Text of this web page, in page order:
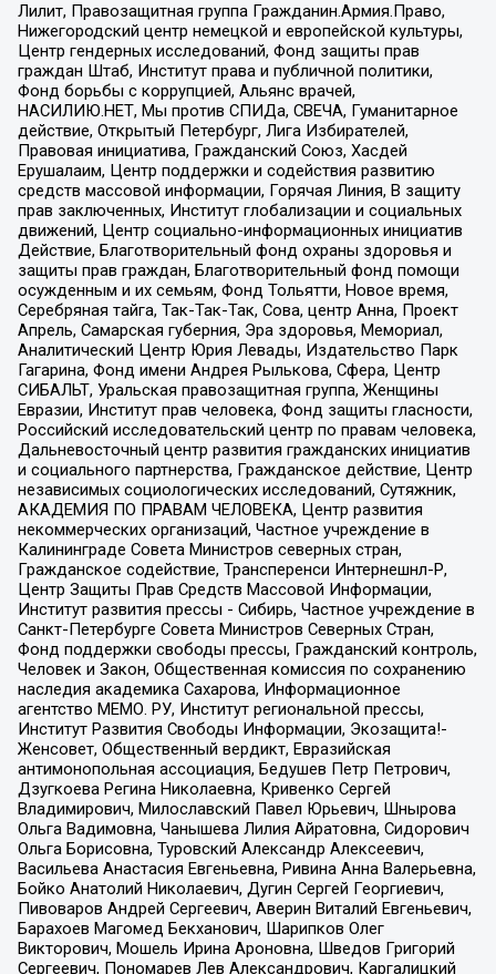
Лилит, Правозащитная группа Гражданин.Армия.Право,
Нижегородский центр немецкой и европейской культуры,
Центр гендерных исследований, Фонд защиты прав
граждан Штаб, Институт права и публичной политики,
Фонд борьбы с коррупцией, Альянс врачей,
НАСИЛИЮ.НЕТ, Мы против СПИДа, СВЕЧА, Гуманитарное
действие, Открытый Петербург, Лига Избирателей,
Правовая инициатива, Гражданский Союз, Хасдей
Ерушалаим, Центр поддержки и содействия развитию
средств массовой информации, Горячая Линия, В защиту
прав заключенных, Институт глобализации и социальных
движений, Центр социально-информационных инициатив
Действие, Благотворительный фонд охраны здоровья и
защиты прав граждан, Благотворительный фонд помощи
осужденным и их семьям, Фонд Тольятти, Новое время,
Серебряная тайга, Так-Так-Так, Сова, центр Анна, Проект
Апрель, Самарская губерния, Эра здоровья, Мемориал,
Аналитический Центр Юрия Левады, Издательство Парк
Гагарина, Фонд имени Андрея Рылькова, Сфера, Центр
СИБАЛЬТ, Уральская правозащитная группа, Женщины
Евразии, Институт прав человека, Фонд защиты гласности,
Российский исследовательский центр по правам человека,
Дальневосточный центр развития гражданских инициатив
и социального партнерства, Гражданское действие, Центр
независимых социологических исследований, Сутяжник,
АКАДЕМИЯ ПО ПРАВАМ ЧЕЛОВЕКА, Центр развития
некоммерческих организаций, Частное учреждение в
Калининграде Совета Министров северных стран,
Гражданское содействие, Трансперенси Интернешнл-Р,
Центр Защиты Прав Средств Массовой Информации,
Институт развития прессы - Сибирь, Частное учреждение в
Санкт-Петербурге Совета Министров Северных Стран,
Фонд поддержки свободы прессы, Гражданский контроль,
Человек и Закон, Общественная комиссия по сохранению
наследия академика Сахарова, Информационное
агентство МЕМО. РУ, Институт региональной прессы,
Институт Развития Свободы Информации, Экозащита!-
Женсовет, Общественный вердикт, Евразийская
антимонопольная ассоциация, Бедушев Петр Петрович,
Дзугкоева Регина Николаевна, Кривенко Сергей
Владимирович, Милославский Павел Юрьевич, Шнырова
Ольга Вадимовна, Чанышева Лилия Айратовна, Сидорович
Ольга Борисовна, Туровский Александр Алексеевич,
Васильева Анастасия Евгеньевна, Ривина Анна Валерьевна,
Бойко Анатолий Николаевич, Дугин Сергей Георгиевич,
Пивоваров Андрей Сергеевич, Аверин Виталий Евгеньевич,
Барахоев Магомед Бекханович, Шарипков Олег
Викторович, Мошель Ирина Ароновна, Шведов Григорий
Сергеевич, Пономарев Лев Александрович, Каргалицкий